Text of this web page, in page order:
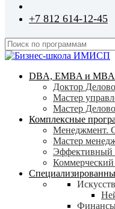
+7 812 614-12-45
Close
search
Menu
DBA, EMBA и MBA
Доктор
Мастер
Мастер
Комплексные
Менеджмент.
Мастер
Эффективный
Коммерческий